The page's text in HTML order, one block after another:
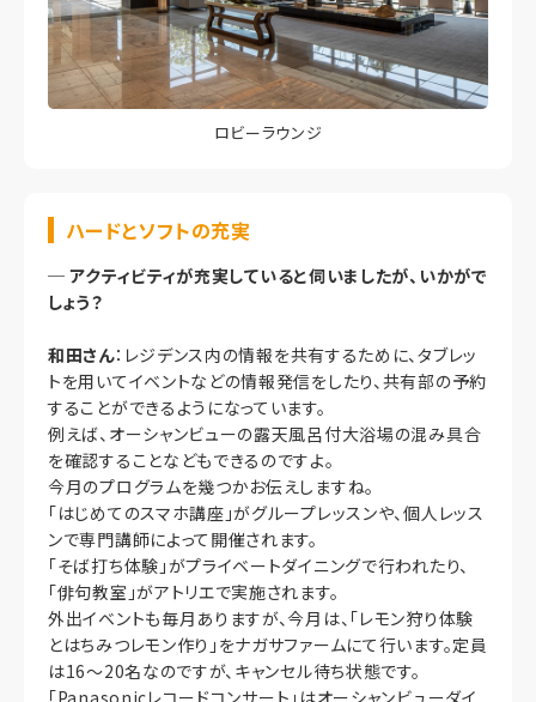
ロビーラウンジ
ハードとソフトの充実
─アクティビティが充実していると伺いましたが、いかがで
しょう？
和田さん：レジデンス内の情報を共有するために、タブレッ
トを用いてイベントなどの情報発信をしたり、共有部の予約
することができるようになっています。
例えば、オーシャンビューの露天風呂付大浴場の混み具合
を確認することなどもできるのですよ。
今月のプログラムを幾つかお伝えしますね。
「はじめてのスマホ講座」がグループレッスンや、個人レッス
ンで専門講師によって開催されます。
「そば打ち体験」がプライベートダイニングで行われたり、
「俳句教室」がアトリエで実施されます。
外出イベントも毎月ありますが、今月は、「レモン狩り体験
とはちみつレモン作り」をナガサファームにて行います。定員
は16～20名なのですが、キャンセル待ち状態です。